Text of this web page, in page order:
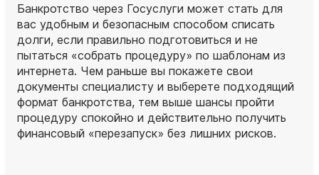
Банкротство через Госуслуги может стать для
вас удобным и безопасным способом списать
долги, если правильно подготовиться и не
пытаться «собрать процедуру» по шаблонам из
интернета. Чем раньше вы покажете свои
документы специалисту и выберете подходящий
формат банкротства, тем выше шансы пройти
процедуру спокойно и действительно получить
финансовый «перезапуск» без лишних рисков.